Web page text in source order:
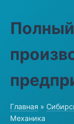
Главная »
Механика